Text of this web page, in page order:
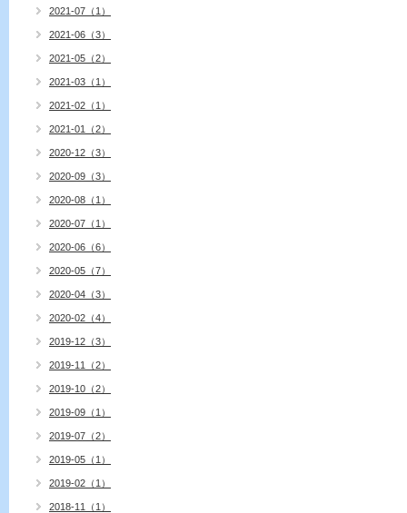
2021-07（1）
2021-06（3）
2021-05（2）
2021-03（1）
2021-02（1）
2021-01（2）
2020-12（3）
2020-09（3）
2020-08（1）
2020-07（1）
2020-06（6）
2020-05（7）
2020-04（3）
2020-02（4）
2019-12（3）
2019-11（2）
2019-10（2）
2019-09（1）
2019-07（2）
2019-05（1）
2019-02（1）
2018-11（1）